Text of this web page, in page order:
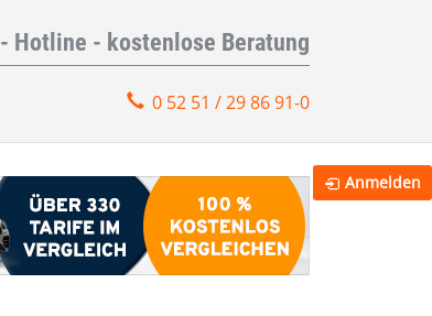
- Hotline - kostenlose Beratung
0 52 51 / 29 86 91-0
Anmelden